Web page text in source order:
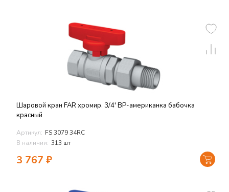
Шаровой кран FAR хромир. 3/4' ВР-американка бабочка
красный
Артикул: FS 3079 34RC
В наличии: 313 шт
3 767 ₽